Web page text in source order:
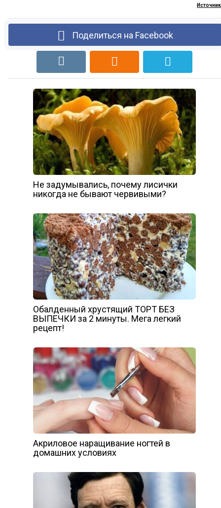
Источник
Поделиться на Facebook
Не задумывались, почему лисички
никогда не бывают червивыми?
Обалденный хрустящий ТОРТ БЕЗ
ВЫПЕЧКИ за 2 минуты. Мега легкий
рецепт!
Акриловое наращивание ногтей в
домашних условиях